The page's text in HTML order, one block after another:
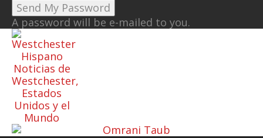
A password will be e-mailed to you.
Noticias de
Westchester,
Estados
Unidos y el
Mundo